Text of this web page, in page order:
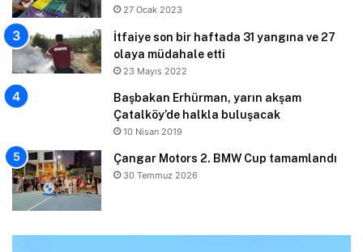
27 Ocak 2023
İtfaiye son bir haftada 31 yangına ve 27
olaya müdahale etti
23 Mayıs 2022
Başbakan Erhürman, yarın akşam
Çatalköy’de halkla buluşacak
10 Nisan 2019
Çangar Motors 2. BMW Cup tamamlandı
30 Temmuz 2026